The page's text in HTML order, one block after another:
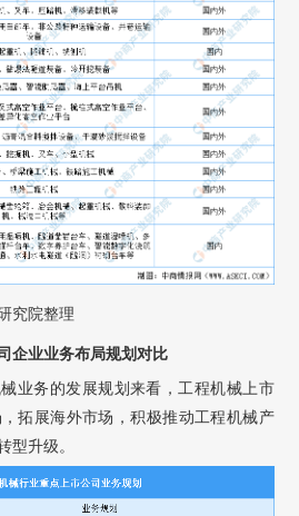
究院整理
企业业务布局规划对比
业务的发展规划来看，工程机械上市
拓展海外市场，积极推动工程机械产
型升级。